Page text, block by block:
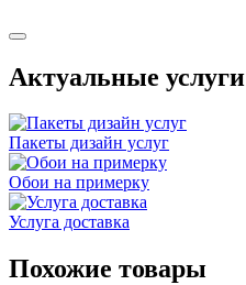
Актуальные услуги
Пакеты дизайн услуг
Обои на примерку
Услуга доставка
Похожие товары